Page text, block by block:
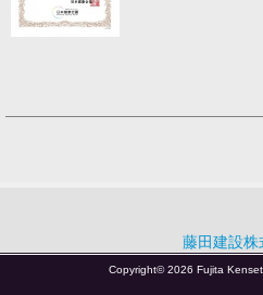
藤田建設株
Copyright© 2026 Fujita